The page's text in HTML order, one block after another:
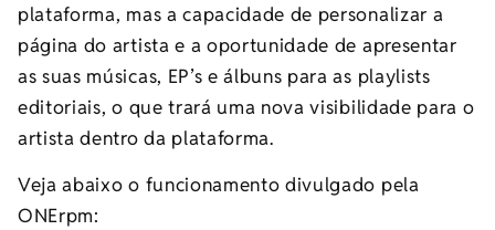
plataforma, mas a capacidade de personalizar a
página do artista e a oportunidade de apresentar
as suas músicas, EP’s e álbuns para as playlists
editoriais, o que trará uma nova visibilidade para o
artista dentro da plataforma.
Veja abaixo o funcionamento divulgado pela
ONErpm: